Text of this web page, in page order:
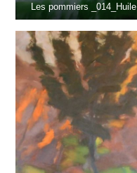
Les pommiers _014_Huile